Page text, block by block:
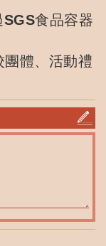
食品容器
體、活動禮